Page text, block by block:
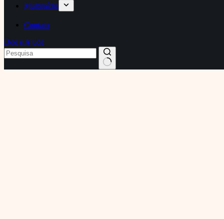
Multimídia
Contato
Doe e Ajude